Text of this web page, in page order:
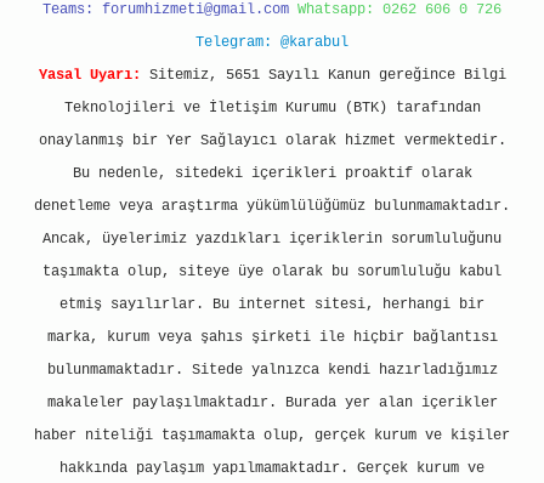
Teams: forumhizmeti@gmail.com Whatsapp: 0262 606 0 726
Telegram: @karabul
Yasal Uyarı:
Sitemiz, 5651 Sayılı Kanun gereğince Bilgi
Teknolojileri ve İletişim Kurumu (BTK) tarafından
onaylanmış bir Yer Sağlayıcı olarak hizmet vermektedir.
Bu nedenle, sitedeki içerikleri proaktif olarak
denetleme veya araştırma yükümlülüğümüz bulunmamaktadır.
Ancak, üyelerimiz yazdıkları içeriklerin sorumluluğunu
taşımakta olup, siteye üye olarak bu sorumluluğu kabul
etmiş sayılırlar. Bu internet sitesi, herhangi bir
marka, kurum veya şahıs şirketi ile hiçbir bağlantısı
bulunmamaktadır. Sitede yalnızca kendi hazırladığımız
makaleler paylaşılmaktadır. Burada yer alan içerikler
haber niteliği taşımamakta olup, gerçek kurum ve kişiler
hakkında paylaşım yapılmamaktadır. Gerçek kurum ve